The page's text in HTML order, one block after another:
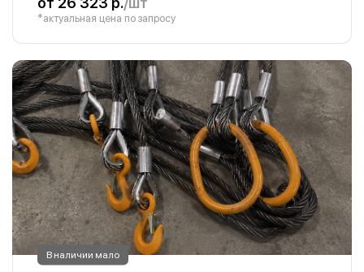
*актуальная цена по запросу
В наличии мало